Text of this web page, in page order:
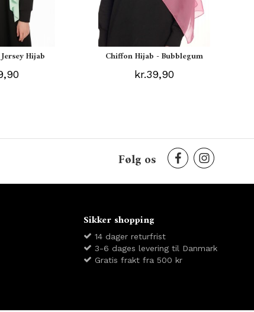
Hijab Chiffon Hijab - Bubblegum
kr.39,90
Følg os
Sikker shopping
14 dager returfrist
3-6 dages levering til Danmark
Gratis frakt fra 500 kr